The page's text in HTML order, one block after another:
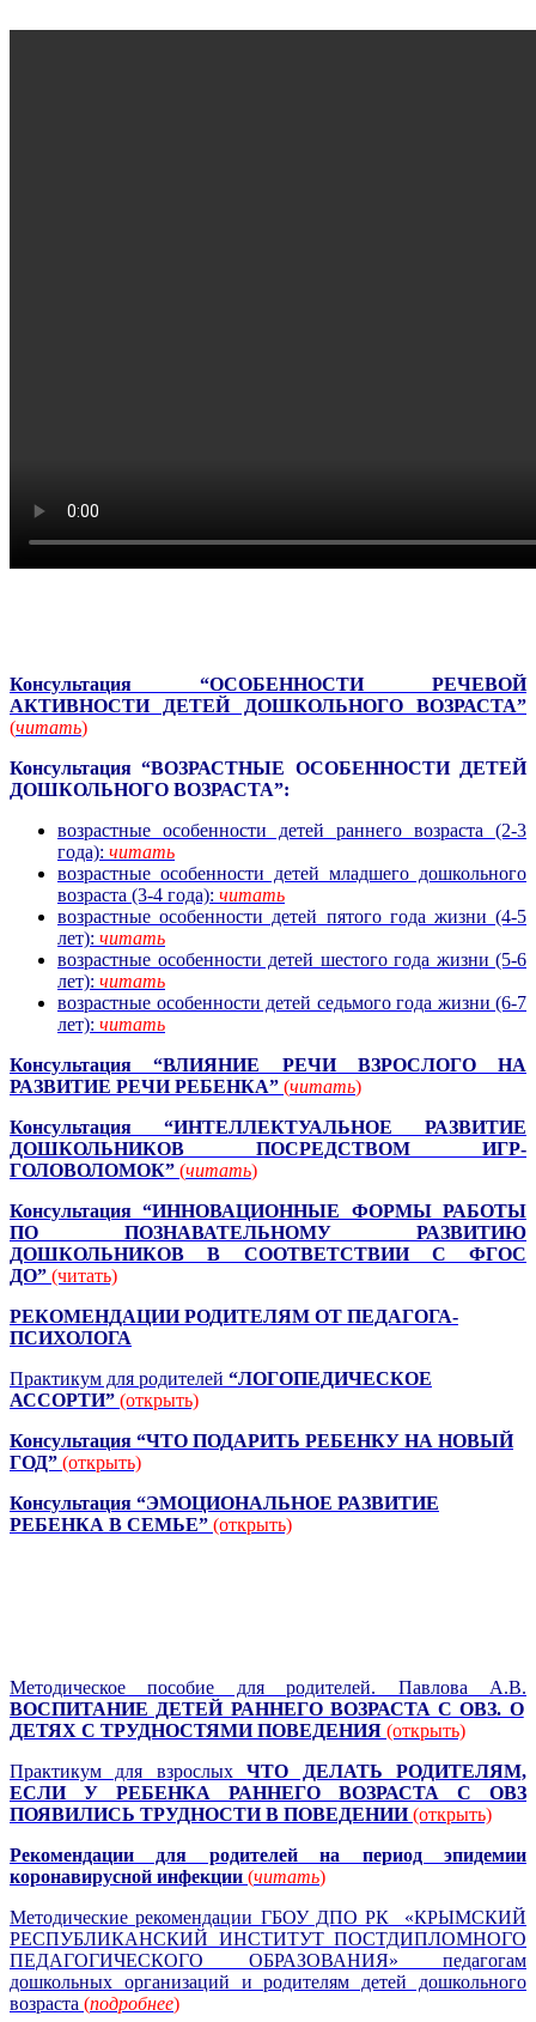
Консультация “ОСОБЕННОСТИ РЕЧЕВОЙ
АКТИВНОСТИ ДЕТЕЙ ДОШКОЛЬНОГО ВОЗРАСТА”
(читать)
Консультация “ВОЗРАСТНЫЕ ОСОБЕННОСТИ ДЕТЕЙ
ДОШКОЛЬНОГО ВОЗРАСТА”:
возрастные особенности детей раннего возраста (2-3
года): читать
возрастные особенности детей младшего дошкольного
возраста (3-4 года): читать
возрастные особенности детей пятого года жизни (4-5
лет): читать
возрастные особенности детей шестого года жизни (5-6
лет): читать
возрастные особенности детей седьмого года жизни (6-7
лет): читать
Консультация “ВЛИЯНИЕ РЕЧИ ВЗРОСЛОГО НА
РАЗВИТИЕ РЕЧИ РЕБЕНКА” (читать)
Консультация “ИНТЕЛЛЕКТУАЛЬНОЕ РАЗВИТИЕ
ДОШКОЛЬНИКОВ ПОСРЕДСТВОМ ИГР-
ГОЛОВОЛОМОК” (читать)
Консультация “ИННОВАЦИОННЫЕ ФОРМЫ РАБОТЫ
ПО ПОЗНАВАТЕЛЬНОМУ РАЗВИТИЮ
ДОШКОЛЬНИКОВ В СООТВЕТСТВИИ С ФГОС
ДО” (читать)
РЕКОМЕНДАЦИИ РОДИТЕЛЯМ ОТ ПЕДАГОГА-
ПСИХОЛОГА
Практикум для родителей “ЛОГОПЕДИЧЕСКОЕ
АССОРТИ” (открыть)
Консультация “ЧТО ПОДАРИТЬ РЕБЕНКУ НА НОВЫЙ
ГОД” (открыть)
Консультация “ЭМОЦИОНАЛЬНОЕ РАЗВИТИЕ
РЕБЕНКА В СЕМЬЕ” (открыть)
Методическое пособие для родителей. Павлова А.В.
ВОСПИТАНИЕ ДЕТЕЙ РАННЕГО ВОЗРАСТА С ОВЗ. О
ДЕТЯХ С ТРУДНОСТЯМИ ПОВЕДЕНИЯ (открыть)
Практикум для взрослыхЧТО ДЕЛАТЬ РОДИТЕЛЯМ,
ЕСЛИ У РЕБЕНКА РАННЕГО ВОЗРАСТА С ОВЗ
ПОЯВИЛИСЬ ТРУДНОСТИ В ПОВЕДЕНИИ (открыть)
Рекомендации для родителей на период эпидемии
коронавирусной инфекции (читать)
Методические рекомендации ГБОУ ДПО РК «КРЫМСКИЙ
РЕСПУБЛИКАНСКИЙ ИНСТИТУТ ПОСТДИПЛОМНОГО
ПЕДАГОГИЧЕСКОГО ОБРАЗОВАНИЯ» педагогам
дошкольных организаций и родителям детей дошкольного
возраста (подробнее)